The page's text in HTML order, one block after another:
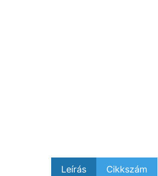
Leírás Cikkszám